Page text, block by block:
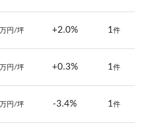
万円/坪 +2.0% 1件
万円/坪 +0.3% 1件
万円/坪 -3.4% 1件